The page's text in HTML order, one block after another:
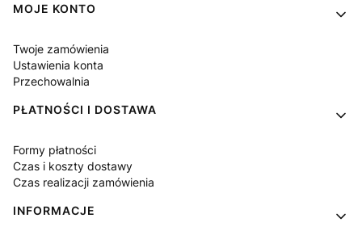
MOJE KONTO
Twoje zamówienia
Ustawienia konta
Przechowalnia
PŁATNOŚCI I DOSTAWA
Formy płatności
Czas i koszty dostawy
Czas realizacji zamówienia
INFORMACJE